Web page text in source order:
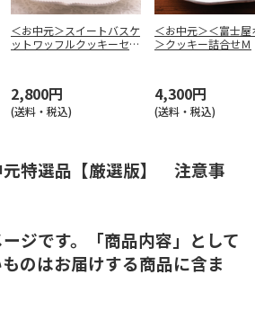
＜お中元＞スイートバスケ
ットワッフルクッキーセッ
2,800円
(送料・税込)
＜お中元＞＜富士屋
＞クッキー詰合せＭ
4,300円
(送料・税込)
元特選品【厳選版】 注意事
ジです。「商品内容」として
のはお届けする商品に含ま